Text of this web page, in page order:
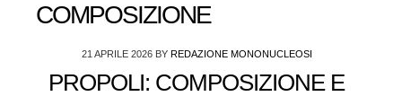
COMPOSIZIONE
21 APRILE 2026BY REDAZIONE MONONUCLEOSI
PROPOLI: COMPOSIZIONE E